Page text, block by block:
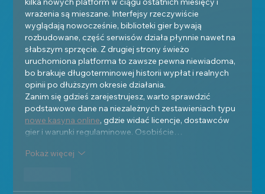
wrażenia są mieszane. Interfejsy rzeczywiście
wyglądają nowocześnie, biblioteki gier bywają
rozbudowane, część serwisów działa płynnie nawet na
słabszym sprzęcie. Z drugiej strony świeżo
uruchomiona platforma to zawsze pewna niewiadoma,
bo brakuje długoterminowej historii wypłat i realnych
opinii po dłuższym okresie działania.
Zanim się gdzieś zarejestrujesz, warto sprawdzić
podstawowe dane na niezależnych zestawieniach typu
nowe kasyna online, gdzie widać licencje, dostawców
gier i warunki regulaminowe. Osobiście…
Pokaż więcej